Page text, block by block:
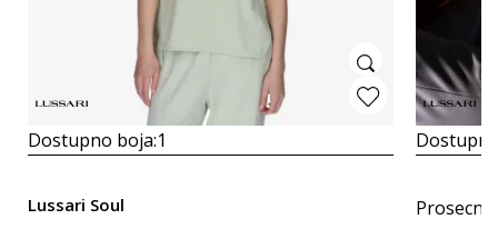
Dostupno boja:1
Lussari Soul